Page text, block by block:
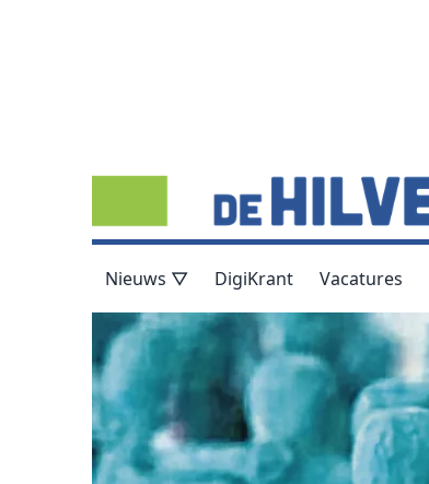
Nieuws ▽ DigiKrant Vacatures